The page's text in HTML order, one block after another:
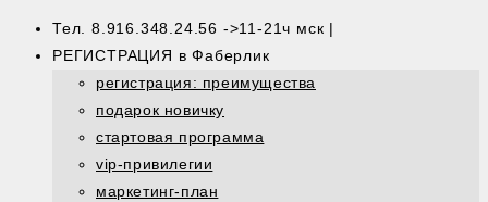
Тел. 8.916.348.24.56 ->11-21ч мск |
РЕГИСТРАЦИЯ в Фаберлик
регистрация: преимущества
подарок новичку
стартовая программа
vip-привилегии
маркетинг-план